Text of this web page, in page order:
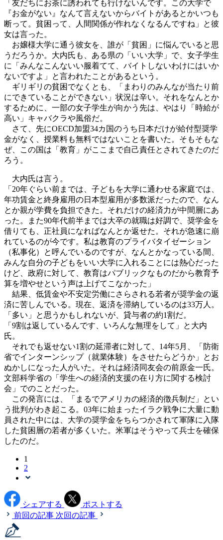
「友だちにお茶に誘われても行けないんです。この大学で
『お金がない』なんて言えないからバイトがあるとかいつも
断って。貧困って、人間関係が作れなくなるんですね」と彼
女は言った。
お嬢様大学に通う彼女を、誰が「貧困」に悩んでいると思
うだろうか。大内氏も、ある県の「いい大学」で、女子学生
に「みんなこんないい服着てて、バイトしないわけにはいか
ないですよ」と言われたことがあるという。
ギリギリの貧困でなくとも、「まわりのみんなが当たり前
にできていることができない」状況は辛い。それをなんとか
するために、一部の女子学生が向かう先は、やはり「時給が
高い」キャバクラや風俗だ。
さて、先にOECD加盟34カ国のうち日本だけが給付型奨学
金がなく、授業料も無料ではないことを書いた。そもそもな
ぜ、この国は「教育」がここまで自己責任とされてきたのだ
ろう。
大内氏は言う。
「20年ぐらい前までは、子どもを大学に通わせる家庭では、
年功賃金と終身雇用の日本型雇用が多数派だったので、なん
とか親が学費を負担できた。それだけの経済力が中間層にあ
った。また90年代前半までは大卒の就職は好調で、奨学金を
借りても、正社員になればなんとか返せた。それが急速に崩
れているのが今です。私は教育のプライバタイゼーション
（私事化）と呼んでいるのですが、なんとかなっている間、
みんな自分の子どもをいい大学に入れることには熱心だった
けど、政府に対して、教育はパブリックなものだから教育予
算を増やせという声は上げてこなかった」
結果、低賃金や不安定労働にさらされる若者が奨学金の返
済に苦しんでいる。現在、返済を滞納しているのは33万人。
「多い」と思うかもしれないが、貸与者の約1割だ。
「9割は返しているんです、いろんな無理をして」と大内
氏。
それでも返せない1割の延滞者に対して、14年5月、「防衛
省でインターンシップ（就業体験）をさせたらどうか」とお
ぬかしになった人がいた。それは経済同友会の前原金一氏。
文部科学省の「学生への経済的支援の在り方に関する検討
会」でのことだった。
この発言には、「まるでアメリカの経済的徴兵制だ」とい
う批判がわき起こる。03年に始まったイラク戦争に大量に動
員された中には、大学の奨学金をちらつかされて軍隊に入隊
した貧困層の若者が多くいた。米軍はそうやって兵士を確保
したのだ。
1
2
シェアする
ポストする
前回の記事 次回の記事